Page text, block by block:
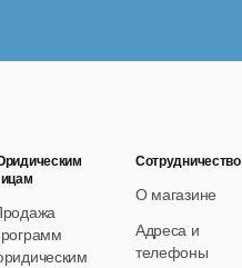
Сотрудничество
О магазине
Адреса и
телефоны